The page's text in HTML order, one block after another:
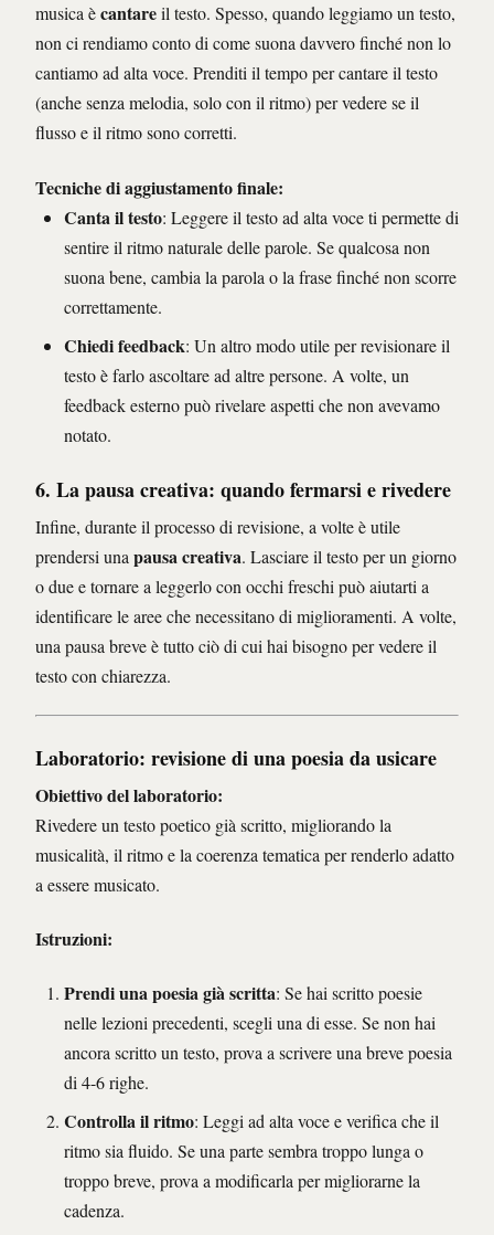
musica ècantareil testo. Spesso, quando leggiamo un testo,
non ci rendiamo conto di come suona davvero finché non lo
cantiamo ad alta voce. Prenditi il tempo per cantare il testo
(anche senza melodia, solo con il ritmo) per vedere se il
flusso e il ritmo sono corretti.
Tecniche di aggiustamento finale:
Canta il testo: Leggere il testo ad alta voce ti permette di
sentire il ritmo naturale delle parole. Se qualcosa non
suona bene, cambia la parola o la frase finché non scorre
correttamente.
Chiedi feedback: Un altro modo utile per revisionare il
testo è farlo ascoltare ad altre persone. A volte, un
feedback esterno può rivelare aspetti che non avevamo
notato.
6. La pausa creativa: quando fermarsi e rivedere
Infine, durante il processo di revisione, a volte è utile
prendersi una pausa creativa. Lasciare il testo per un giorno
o due e tornare a leggerlo con occhi freschi può aiutarti a
identificare le aree che necessitano di miglioramenti. A volte,
una pausa breve è tutto ciò di cui hai bisogno per vedere il
testo con chiarezza.
Laboratorio: revisione di una poesia da usicare
Obiettivo del laboratorio:
Rivedere un testo poetico già scritto, migliorando la
musicalità, il ritmo e la coerenza tematica per renderlo adatto
a essere musicato.
Istruzioni:
Prendi una poesia già scritta: Se hai scritto poesie
nelle lezioni precedenti, scegli una di esse. Se non hai
ancora scritto un testo, prova a scrivere una breve poesia
di 4-6 righe.
Controlla il ritmo: Leggi ad alta voce e verifica che il
ritmo sia fluido. Se una parte sembra troppo lunga o
troppo breve, prova a modificarla per migliorarne la
cadenza.